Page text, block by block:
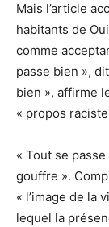
Mais l’article
habitants de
comme
passe bien »,
bien », affirme
« propos
« Tout se
gouffre ».
« l’image de la
lequel la